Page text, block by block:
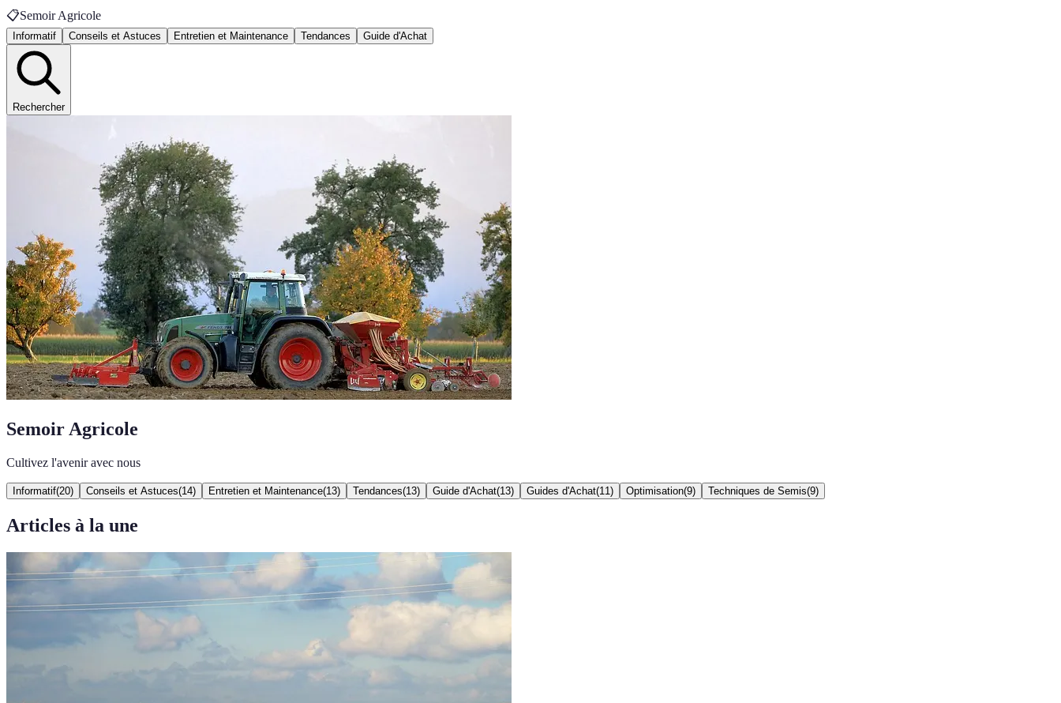
📋Semoir Agricole
Informatif Conseils et Astuces Entretien et Maintenance Tendances Guide d'Achat
Rechercher
Semoir Agricole
Cultivez l'avenir avec nous
Informatif(20) Conseils et Astuces(14) Entretien et Maintenance(13) Tendances(13) Guide d'Achat(13) Guides d'Achat(11 ) Optimisation(9) Techniques de Semis(9)
Articles à la une